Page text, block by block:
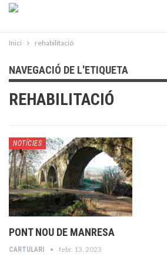
Inici rehabilitació
NAVEGACIÓ DE L'ETIQUETA
REHABILITACIÓ
NOTÍCIES
PONT NOU DE MANRESA
CARTULARI febr. 13, 2023